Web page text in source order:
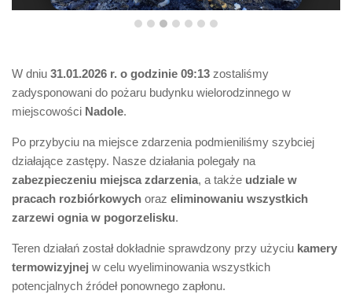
W dniu 31.01.2026 r. o godzinie 09:13 zostaliśmy
zadysponowani do pożaru budynku wielorodzinnego w
miejscowości Nadole.
Po przybyciu na miejsce zdarzenia podmieniliśmy szybciej
działające zastępy. Nasze działania polegały na
zabezpieczeniu miejsca zdarzenia, a także udziale w
pracach rozbiórkowych oraz eliminowaniu wszystkich
zarzewi ognia w pogorzelisku.
Teren działań został dokładnie sprawdzony przy użyciu kamery
termowizyjnej w celu wyeliminowania wszystkich
potencjalnych źródeł ponownego zapłonu.